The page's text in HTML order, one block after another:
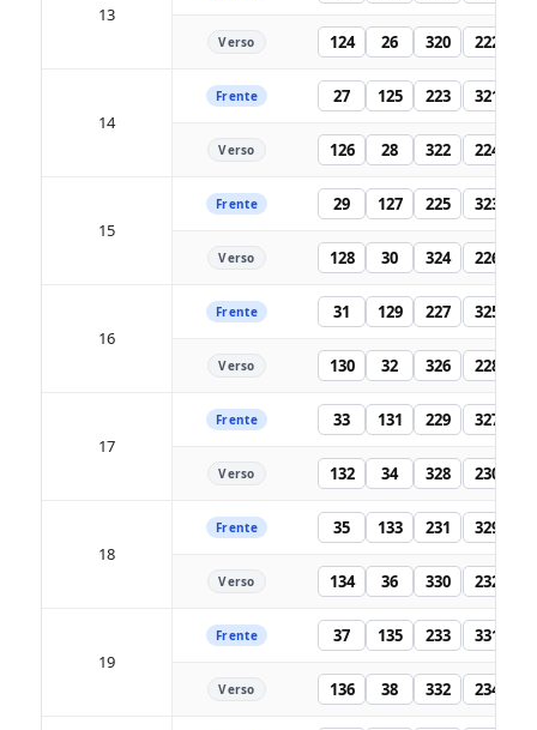
13
Verso 124 26 320 222
14
Frente 27 125 223 321
Verso 126 28 322 224
15
Frente 29 127 225 323
Verso 128 30 324 226
16
Frente 31 129 227 325
Verso 130 32 326 228
17
Frente 33 131 229 327
Verso 132 34 328 230
18
Frente 35 133 231 329
Verso 134 36 330 232
19
Frente 37 135 233 331
Verso 136 38 332 234